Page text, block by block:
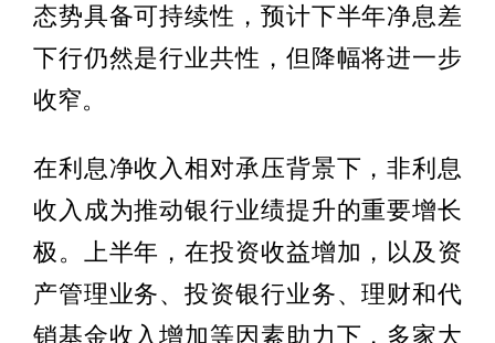
态势具备可持续性，预计下半年净息差
下行仍然是行业共性，但降幅将进一步
收窄。
在利息净收入相对承压背景下，非利息
收入成为推动银行业绩提升的重要增长
极。上半年，在投资收益增加，以及资
产管理业务、投资银行业务、理财和代
销基金收入增加等因素助力下，多家大